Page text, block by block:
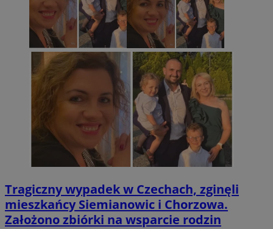
Tragiczny wypadek w Czechach, zginęli
mieszkańcy Siemianowic i Chorzowa.
Założono zbiórki na wsparcie rodzin